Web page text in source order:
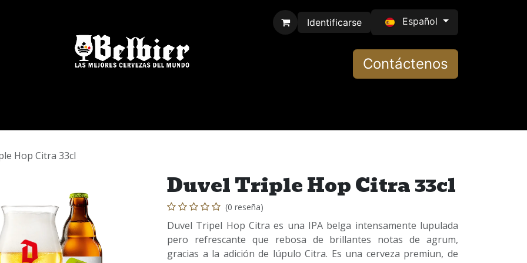
Identificarse
Español
Contáctenos
Hop Citra 33cl
Duvel Triple Hop Citra 33cl
(0 reseña)
Duvel Tripel Hop Citra es una IPA belga intensamente lupulada
pero refrescante que rebosa de brillantes notas de agrum,
gracias a la adición de lúpulo Citra. Es una cerveza premiun, de